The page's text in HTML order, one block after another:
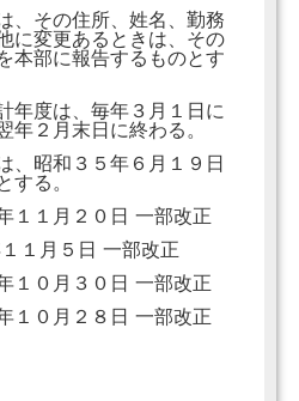
、その住所、姓名、勤務
に変更あるときは、その
本部に報告するものとす
年度は、毎年３月１日に
年２月末日に終わる。
、昭和３５年６月１９日
する。
１１月２０日 一部改正
１月５日 一部改正
１０月３０日 一部改正
１０月２８日 一部改正